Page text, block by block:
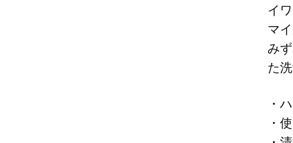
イ
マ
み
た
・
・